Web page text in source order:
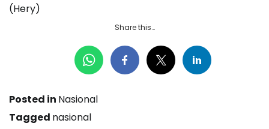
(Hery)
Share this…
Posted in Nasional
Tagged nasional